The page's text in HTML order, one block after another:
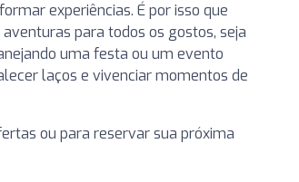
experiências. É por isso que
para todos os gostos, seja
uma festa ou um evento
laços e vivenciar momentos de
ou para reservar sua próxima